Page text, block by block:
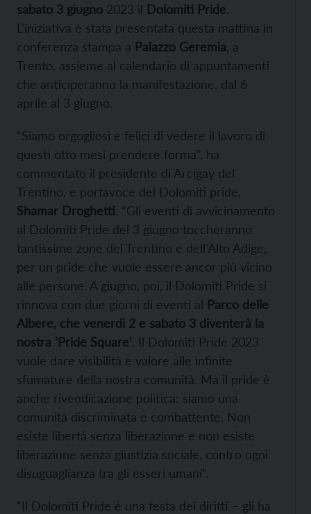
sabato 3 giugno 2023 il Dolomiti Pride.
L’iniziativa è stata presentata questa mattina in
conferenza stampa a Palazzo Geremia , a
Trento, assieme al calendario di appuntamenti
che anticiperanno la manifestazione, dal 6
aprile al 3 giugno.
“Siamo orgogliosi e felici di vedere il lavoro di
questi otto mesi prendere forma”, ha
commentato il presidente di Arcigay del
Trentino, e portavoce del Dolomiti pride,
Shamar Droghetti. “Gli eventi di avvicinamento
al Dolomiti Pride del 3 giugno toccheranno
tantissime zone del Trentino e dell’Alto Adige,
per un pride che vuole essere ancor più vicino
alle persone. A giugno, poi, il Dolomiti Pride si
rinnova con due giorni di eventi al Parco delle
Albere, che venerdì 2 e sabato 3 diventerà la
nostra ‘Pride Square’. Il Dolomiti Pride 2023
vuole dare visibilità e valore alle infinite
sfumature della nostra comunità. Ma il pride è
anche rivendicazione politica: siamo una
comunità discriminata e combattente. Non
esiste libertà senza liberazione e non esiste
liberazione senza giustizia sociale, contro ogni
disuguaglianza tra gli esseri umani”.
“Il Dolomiti Pride è una festa dei diritti – gli ha